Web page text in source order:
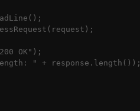
OK");
" + response.length());